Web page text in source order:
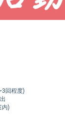
回程度)
)